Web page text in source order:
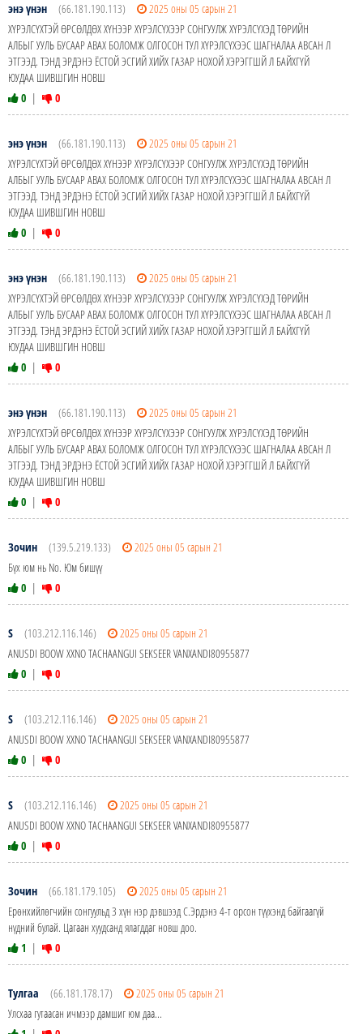
энэ үнэн (66.181.190.113)
2025 оны 05 сарын 21
ХҮРЭЛСҮХТЭЙ ӨРСӨЛДӨХ ХҮНЭЭР ХҮРЭЛСҮХЭЭР СОНГУУЛЖ ХҮРЭЛСҮХЭД ТӨРИЙН
АЛБЫГ УУЛЬ БУСААР АВАХ БОЛОМЖ ОЛГОСОН ТУЛ ХҮРЭЛСҮХЭЭС ШАГНАЛАА АВСАН Л
ЭТГЭЭД. ТЭНД ЭРДЭНЭ ЁСТОЙ ЭСГИЙ ХИЙХ ГАЗАР НОХОЙ ХЭРЭГГШЙ Л БАЙХГҮЙ
ЮУДАА ШИВШГИН НОВШ
0 | 0
энэ үнэн (66.181.190.113)
2025 оны 05 сарын 21
ХҮРЭЛСҮХТЭЙ ӨРСӨЛДӨХ ХҮНЭЭР ХҮРЭЛСҮХЭЭР СОНГУУЛЖ ХҮРЭЛСҮХЭД ТӨРИЙН
АЛБЫГ УУЛЬ БУСААР АВАХ БОЛОМЖ ОЛГОСОН ТУЛ ХҮРЭЛСҮХЭЭС ШАГНАЛАА АВСАН Л
ЭТГЭЭД. ТЭНД ЭРДЭНЭ ЁСТОЙ ЭСГИЙ ХИЙХ ГАЗАР НОХОЙ ХЭРЭГГШЙ Л БАЙХГҮЙ
ЮУДАА ШИВШГИН НОВШ
0 | 0
энэ үнэн (66.181.190.113)
2025 оны 05 сарын 21
ХҮРЭЛСҮХТЭЙ ӨРСӨЛДӨХ ХҮНЭЭР ХҮРЭЛСҮХЭЭР СОНГУУЛЖ ХҮРЭЛСҮХЭД ТӨРИЙН
АЛБЫГ УУЛЬ БУСААР АВАХ БОЛОМЖ ОЛГОСОН ТУЛ ХҮРЭЛСҮХЭЭС ШАГНАЛАА АВСАН Л
ЭТГЭЭД. ТЭНД ЭРДЭНЭ ЁСТОЙ ЭСГИЙ ХИЙХ ГАЗАР НОХОЙ ХЭРЭГГШЙ Л БАЙХГҮЙ
ЮУДАА ШИВШГИН НОВШ
0 | 0
энэ үнэн (66.181.190.113)
2025 оны 05 сарын 21
ХҮРЭЛСҮХТЭЙ ӨРСӨЛДӨХ ХҮНЭЭР ХҮРЭЛСҮХЭЭР СОНГУУЛЖ ХҮРЭЛСҮХЭД ТӨРИЙН
АЛБЫГ УУЛЬ БУСААР АВАХ БОЛОМЖ ОЛГОСОН ТУЛ ХҮРЭЛСҮХЭЭС ШАГНАЛАА АВСАН Л
ЭТГЭЭД. ТЭНД ЭРДЭНЭ ЁСТОЙ ЭСГИЙ ХИЙХ ГАЗАР НОХОЙ ХЭРЭГГШЙ Л БАЙХГҮЙ
ЮУДАА ШИВШГИН НОВШ
0 | 0
Зочин (139.5.219.133)
2025 оны 05 сарын 21
Бүх юм нь No. Юм бишүү
0 | 0
S (103.212.116.146)
2025 оны 05 сарын 21
ANUSDI BOOW XXNO TACHAANGUI SEKSEER VANXANDI80955877
0 | 0
S (103.212.116.146)
2025 оны 05 сарын 21
ANUSDI BOOW XXNO TACHAANGUI SEKSEER VANXANDI80955877
0 | 0
S (103.212.116.146)
2025 оны 05 сарын 21
ANUSDI BOOW XXNO TACHAANGUI SEKSEER VANXANDI80955877
0 | 0
Зочин (66.181.179.105)
2025 оны 05 сарын 21
Ерөнхийлөгчийн сонгуульд 3 хүн нэр дэвшээд С.Эрдэнэ 4-т орсон түүхэнд байгаагүй
нүдний булай. Цагаан хуудсанд ялагддаг новш доо.
1 | 0
Тулгаа (66.181.178.17)
2025 оны 05 сарын 21
Улсхаа гутаасан ичмээр дамшиг юм даа...